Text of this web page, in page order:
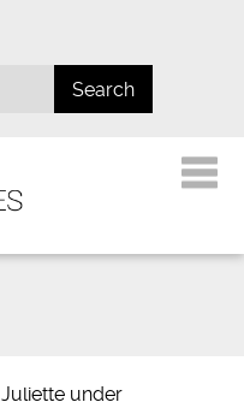
Juliette under